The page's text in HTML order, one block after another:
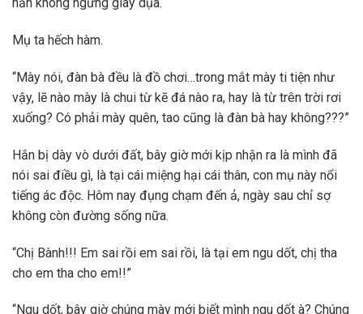
hắn không ngừng giãy dụa.
Mụ ta hếch hàm.
“Mày nói, đàn bà đều là đồ chơi…trong mắt mày ti tiện như
vậy, lẽ nào mày là chui từ kẽ đá nào ra, hay là từ trên trời rơi
xuống? Có phải mày quên, tao cũng là đàn bà hay không???”
Hắn bị dày vò dưới đất, bây giờ mới kịp nhận ra là mình đã
nói sai điều gì, là tại cái miệng hại cái thân, con mụ này nổi
tiếng ác độc. Hôm nay đụng chạm đến ả, ngày sau chỉ sợ
không còn đường sống nữa.
“Chị Bành!!! Em sai rồi em sai rồi, là tại em ngu dốt, chị tha
cho em tha cho em!!”
“Ngu dốt, bây giờ chúng mày mới biết mình ngu dốt à? Chúng